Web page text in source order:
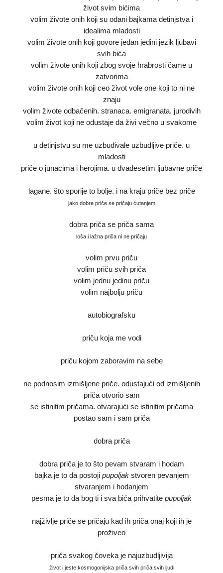
život svim bićima
volim živote onih koji su odani bajkama detinjstva i
idealima mladosti
volim živote onih koji govore jedan jedini jezik ljubavi
svih bića
volim živote onih koji zbog svoje hrabrosti čame u
zatvorima
volim živote onih koji ceo život vole one koji to ni ne
znaju
volim živote odbačenih. stranaca. emigranata. jurodivih
volim život koji ne odustaje da živi večno u svakome
u detinjstvu su me uzbuđivale uzbudljive priče. u
mladosti
priče o junacima i herojima. u dvadesetim ljubavne priče
lagane. što sporije to bolje. i na kraju priče bez priče
jako dobre priče se pričaju ćutanjem
dobra priča se priča sama
loša i lažna priča ni ne pričaju
volim prvu priču
volim priču svih priča
volim jednu jedinu priču
volim najbolju priču
autobiografsku
priču koja me vodi
priču kojom zaboravim na sebe
ne podnosim izmišljene priče. odustajući od izmišljenih
priča otvorio sam
se istinitim pričama. otvarajući se istinitim pričama
postao sam i sam priča
dobra priča
dobra priča je to što pevam stvaram i hodam
bajka je to da postoji pupoljakstvoren pevanjem
stvaranjem i hodanjem
pesma je to da bog ti i sva bića prihvatite pupoljak
najživlje priče se pričaju kad ih priča onaj koji ih je
proživeo
priča svakog čoveka je najuzbudljivija
život i jeste kosmogonijska priča svih priča svih ljudi